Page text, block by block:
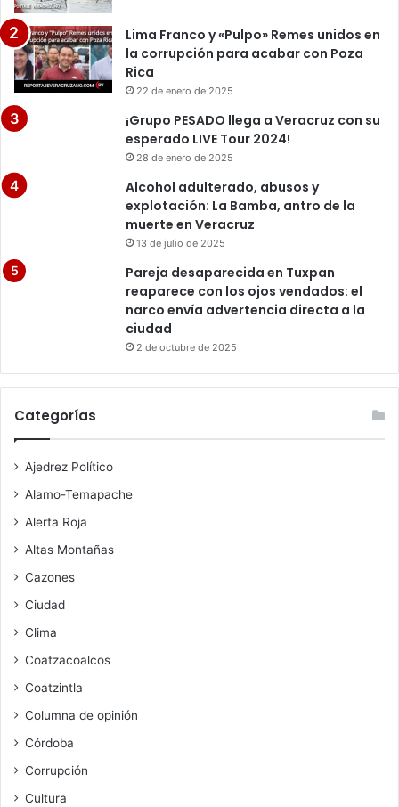
Lima Franco y «Pulpo» Remes unidos en
la corrupción para acabar con Poza
Rica
22 de enero de 2025
¡Grupo PESADO llega a Veracruz con su
esperado LIVE Tour 2024!
28 de enero de 2025
Alcohol adulterado, abusos y
explotación: La Bamba, antro de la
muerte en Veracruz
13 de julio de 2025
Pareja desaparecida en Tuxpan
reaparece con los ojos vendados: el
narco envía advertencia directa a la
ciudad
2 de octubre de 2025
Categorías
Ajedrez Político
Alamo-Temapache
Alerta Roja
Altas Montañas
Cazones
Ciudad
Clima
Coatzacoalcos
Coatzintla
Columna de opinión
Córdoba
Corrupción
Cultura